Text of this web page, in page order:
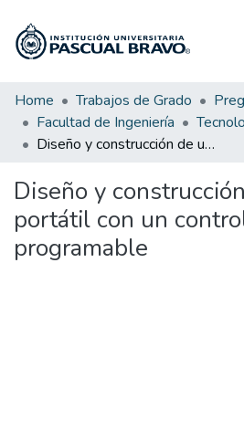
Communities & Collections
All of DSpace
Statistics
Home Trabajos de Grado
Facultad de Ingeniería
Diseño y construcción de un tablero portátil con un controlador lógico programable
Diseño y
portátil con un
programable